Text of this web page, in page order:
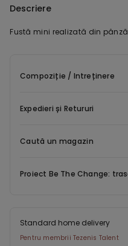
Descriere
Fustă mini realizată din
Compoziție / Intreținere
Expedieri și Retururi
Caută un magazin
Proiect Be The Change:
Standard home delivery
Pentru membrii Tezenis Talent